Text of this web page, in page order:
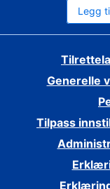
Legg
Generelle
Tilpass